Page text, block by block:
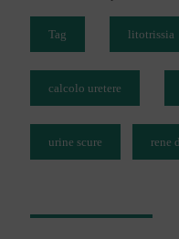
Tag litotrissia
calcolo uretere
urine scure rene